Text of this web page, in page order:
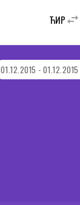
swap_horiz
ЋИР
01.12.2015 - 01.12.2015